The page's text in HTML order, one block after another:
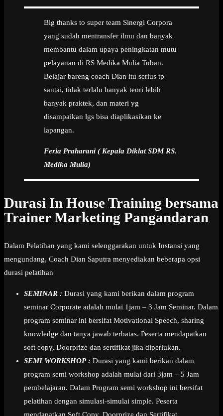
Big thanks to super team Sinergi Corpora
yang sudah mentransfer ilmu dan banyak
membantu dalam upaya peningkatan mutu
pelayanan di RS Medika Mulia Tuban.
Belajar bareng coach Dian itu serius tp
santai, tidak terlalu banyak teori lebih
banyak praktek, dan materi yg
disampaikan lgs bisa diaplikasikan ke
lapangan.
Feria Praharani ( Kepala Diklat SDM RS.
Medika Mulia)
Durasi In House Training bersama
Trainer Marketing Pangandaran
Dalam Pelatihan yang kami selenggarakan untuk Instansi yang
mengundang, Coach Dian Saputra menyediakan beberapa opsi
durasi pelatihan
SEMINAR : Durasi yang kami berikan dalam program
seminar Corporate adalah mulai 1jam – 3 Jam Seminar. Dalam
program seminar ini bersifat Motivational Speech, sharing
knowledge dan tanya jawab terbatas. Peserta mendapatkan
soft copy, Doorprize dan sertifikat jika diperlukan.
SEMI WORKSHOP : Durasi yang kami berikan dalam
program semi workshop adalah mulai dari 3jam – 5 Jam
pembelajaran. Dalam Program semi workshop ini bersifat
pelatihan dengan simulasi-simulai simple. Peserta